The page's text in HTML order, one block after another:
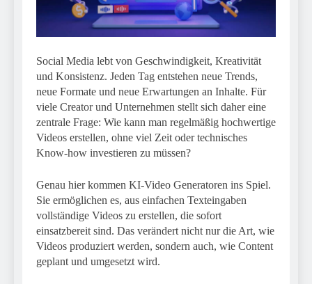
Social Media lebt von Geschwindigkeit, Kreativität
und Konsistenz. Jeden Tag entstehen neue Trends,
neue Formate und neue Erwartungen an Inhalte. Für
viele Creator und Unternehmen stellt sich daher eine
zentrale Frage: Wie kann man regelmäßig hochwertige
Videos erstellen, ohne viel Zeit oder technisches
Know-how investieren zu müssen?
Genau hier kommen KI-Video Generatoren ins Spiel.
Sie ermöglichen es, aus einfachen Texteingaben
vollständige Videos zu erstellen, die sofort
einsatzbereit sind. Das verändert nicht nur die Art, wie
Videos produziert werden, sondern auch, wie Content
geplant und umgesetzt wird.